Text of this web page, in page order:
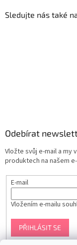
Sledujte nás také
Odebírat
Vložte svůj e-mail a my
produktech na našem
E-mail
Vložením e-mailu
PŘIHLÁSIT SE